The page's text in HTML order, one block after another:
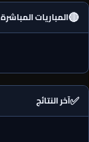
🔴المباريات المباشرة
✅آخر النتائج